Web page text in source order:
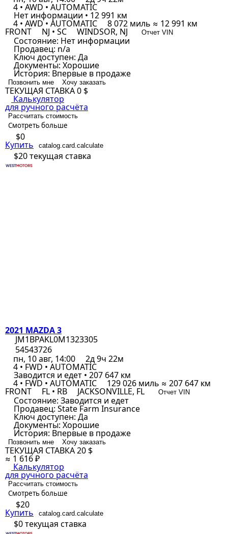
4 • AWD • AUTOMATIC
Нет информации • 12 991 км
4 • AWD • AUTOMATIC 8 072 миль ≈ 12 991 км
FRONT NJ • SC WINDSOR, NJ Отчет VIN
Состояние: Нет информации
Продавец: n/a
Ключ доступен: Да
Документы: Хорошие
История: Впервые в продаже
Позвонить мне Хочу заказать
ТЕКУЩАЯ СТАВКА0 $
Калькулятор
для ручного расчёта
Рассчитать стоимость
Смотреть больше
$0
Купить catalog.card.calculate
$20текущая ставка
2021 MAZDA 3
JM1BPAKL0M1323305
54543726
пн, 10 авг, 14:00
2д 9ч 22м
4 • FWD • AUTOMATIC
Заводится и едет • 207 647 км
4 • FWD • AUTOMATIC 129 026 миль ≈ 207 647 км
FRONT FL • RB JACKSONVILLE, FL Отчет VIN
Состояние: Заводится и едет
Продавец: State Farm Insurance
Ключ доступен: Да
Документы: Хорошие
История: Впервые в продаже
Позвонить мне Хочу заказать
ТЕКУЩАЯ СТАВКА20 $
≈ 1 616 ₽
Калькулятор
для ручного расчёта
Рассчитать стоимость
Смотреть больше
$20
Купить catalog.card.calculate
$0текущая ставка